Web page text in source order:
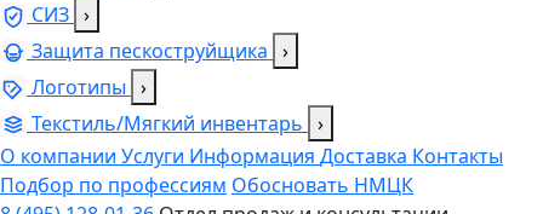
СИЗ ›
Защита пескоструйщика ›
Логотипы ›
Текстиль/Мягкий инвентарь ›
О компании Услуги Информация Доставка Контакты
Подбор по профессиям Обосновать НМЦК